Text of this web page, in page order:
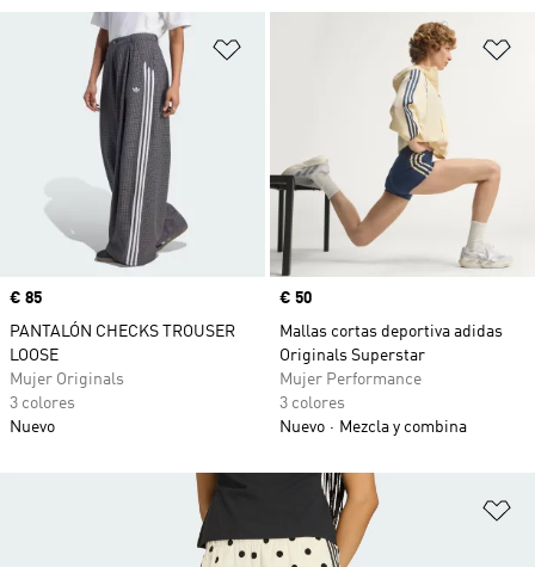
Añadir a la lista de deseos
Precio
€ 85
PANTALÓN CHECKS TROUSER
LOOSE
Mujer Originals
3 colores
Nuevo
Precio
€ 50
Mallas cortas deportiva adidas
Originals Superstar
Mujer Performance
3 colores
Nuevo
Mezcla y combina